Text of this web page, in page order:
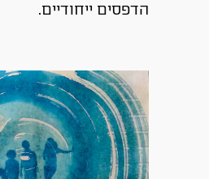
הדפסים ייחודיים.